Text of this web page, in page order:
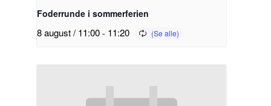
Foderrunde i sommerferien
8 august / 11:00- 11:20